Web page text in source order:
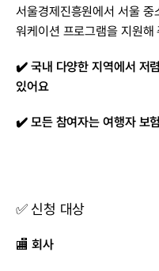
서울경제진흥원에서 서울
워케이션 프로그램을 지원해
✔️ 국내 다양한 지역에서 저
있어요
✔️ 모든 참여자는 여행자 보
✅ 신청 대상
🏬 회사